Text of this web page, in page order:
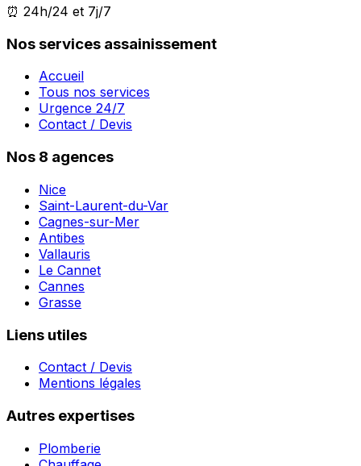
⏰ 24h/24 et 7j/7
Nos services assainissement
Accueil
Tous nos services
Urgence 24/7
Contact / Devis
Nos 8 agences
Nice
Saint-Laurent-du-Var
Cagnes-sur-Mer
Antibes
Vallauris
Le Cannet
Cannes
Grasse
Liens utiles
Contact / Devis
Mentions légales
Autres expertises
Plomberie